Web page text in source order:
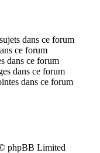
dans ce forum
ce forum
dans ce forum
dans ce forum
dans ce forum
phpBB Limited